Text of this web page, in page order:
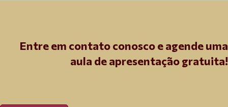
Entre em contato conosco e agende uma
aula de apresentação gratuita!